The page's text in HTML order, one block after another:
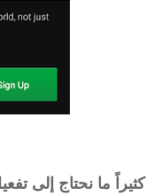
كثيراً ما نحتاج إلى